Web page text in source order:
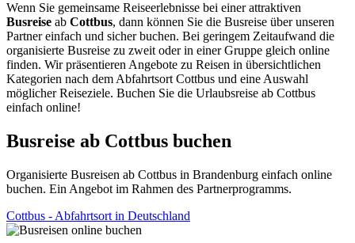
Wenn Sie gemeinsame Reiseerlebnisse bei einer attraktiven
Busreise ab Cottbus, dann können Sie die Busreise über unseren
Partner einfach und sicher buchen. Bei geringem Zeitaufwand die
organisierte Busreise zu zweit oder in einer Gruppe gleich online
finden. Wir präsentieren Angebote zu Reisen in übersichtlichen
Kategorien nach dem Abfahrtsort Cottbus und eine Auswahl
möglicher Reiseziele. Buchen Sie die Urlaubsreise ab Cottbus
einfach online!
Busreise ab Cottbus buchen
Organisierte Busreisen ab Cottbus in Brandenburg einfach online
buchen. Ein Angebot im Rahmen des Partnerprogramms.
Cottbus - Abfahrtsort in Deutschland